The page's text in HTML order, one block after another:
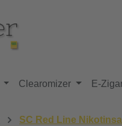
Clearomizer E-
SC Red Line